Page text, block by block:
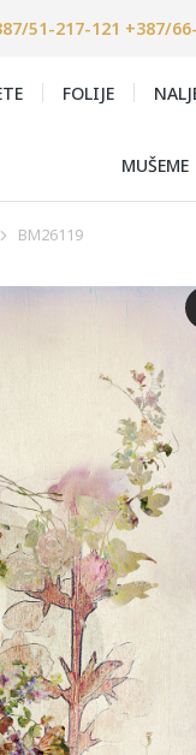
51-217-121 +387/
FOLIJE
MUŠEME
BM26119